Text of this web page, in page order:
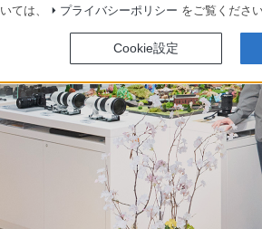
ては、
プライバシーポリシー をご覧ください
Cookie設定